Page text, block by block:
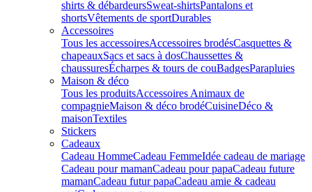
shirts & débardeursSweat-shirtsPantalons et
shortsVêtements de sportDurables
Accessoires
Tous les accessoiresAccessoires brodésCasquettes &
chapeauxSacs et sacs à dosChaussettes &
chaussuresÉcharpes & tours de couBadgesParapluies
Maison & déco
Tous les produitsAccessoires Animaux de
compagnieMaison & déco brodéCuisineDéco &
maisonTextiles
Stickers
Cadeaux
Cadeau HommeCadeau FemmeIdée cadeau de mariage​
Cadeau pour mamanCadeau pour papaCadeau future
mamanCadeau futur papaCadeau amie & cadeau